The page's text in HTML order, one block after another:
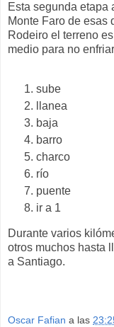
Esta segunda etapa
Monte Faro de esas
Rodeiro el terreno
medio para no
sube
llanea
baja
barro
charco
río
puente
ir a 1
Durante varios
otros muchos hasta
a Santiago.
Oscar Fafian a las